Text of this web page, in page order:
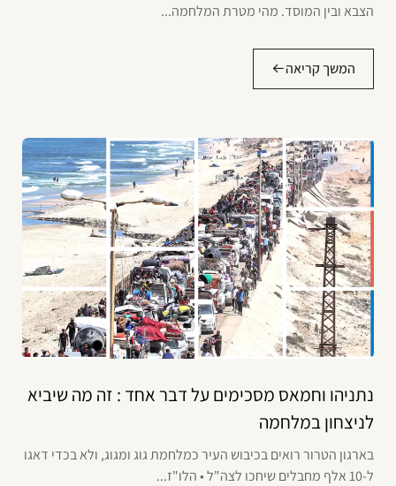
הצבא ובין המוסד. מהי מטרת המלחמה...
המשך קריאה
נתניהו וחמאס מסכימים על דבר אחד : זה מה שיביא
לניצחון במלחמה
בארגון הטרור רואים בכיבוש העיר כמלחמת גוג ומגוג, ולא בכדי דאגו
ל-10 אלף מחבלים שיחכו לצה"ל • הלו"ז...